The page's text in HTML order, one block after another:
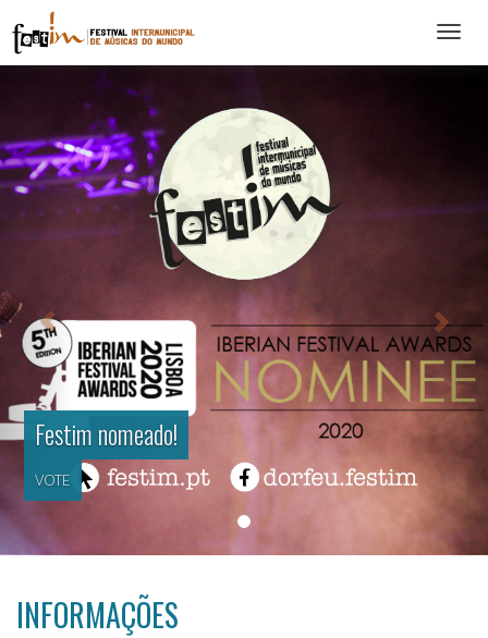
Abrir
Festim nomeado!
VOTE
INFORMAÇÕES